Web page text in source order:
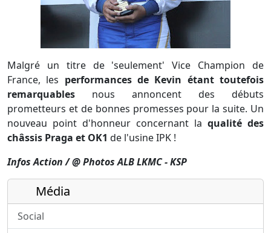
Malgré un titre de 'seulement' Vice Champion de
France, les performances de Kevin étant toutefois
remarquables nous annoncent des débuts
prometteurs et de bonnes promesses pour la suite. Un
nouveau point d'honneur concernant la qualité des
châssis Praga et OK1 de l'usine IPK !
Infos Action / @ Photos ALB LKMC - KSP
Média
Social